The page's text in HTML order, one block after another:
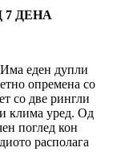
7 ДЕНА
еден дупли
опремена со
со две рингли
клима уред. Од
поглед кон
располага